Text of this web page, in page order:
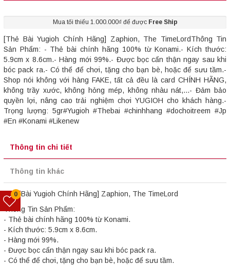
Mua tối thiểu 1.000.000₫ để được Free Ship
[Thẻ Bài Yugioh Chính Hãng] Zaphion, The TimeLordThông Tin
Sản Phẩm: - Thẻ bài chính hãng 100% từ Konami.- Kích thước:
5.9cm x 8.6cm.- Hàng mới 99%.- Được bọc cẩn thận ngay sau khi
bóc pack ra.- Có thể để chơi, tặng cho bạn bè, hoặc để sưu tầm.-
Shop nói không với hàng FAKE, tất cả đều là card CHÍNH HÃNG,
không trầy xước, không hỏng mép, không nhàu nát,...- Đảm bảo
quyền lợi, nâng cao trải nghiệm chơi YUGIOH cho khách hàng.-
Trọng lượng: 5gr#Yugioh #Thebai #chinhhang #dochoitreem #Jp
#En #Konami #Likenew
Thông tin chi tiết
Thông tin khác
[Thẻ Bài Yugioh Chính Hãng] Zaphion, The TimeLord
Thông Tin Sản Phẩm:
- Thẻ bài chính hãng 100% từ Konami.
- Kích thước: 5.9cm x 8.6cm.
- Hàng mới 99%.
- Được bọc cẩn thận ngay sau khi bóc pack ra.
- Có thể để chơi, tặng cho bạn bè, hoặc để sưu tầm.
0